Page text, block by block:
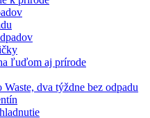
ľuďom aj prírode
dva týždne bez odpadu